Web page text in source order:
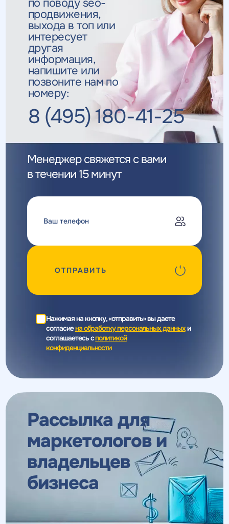
по поводу seo-
продвижения,
выхода в топ или
интересует
другая
информация,
напишите или
позвоните нам по
номеру:
8 (495) 180-41-25
Менеджер свяжется с вами
в течении 15 минут
ОТПРАВИТЬ
Нажимая на кнопку, «отправить» вы даете
согласиена обработку персональных данныхи
соглашаетесь cполитикой
конфиденциальности
Рассылка для
маркетологови
владельцев
бизнеса